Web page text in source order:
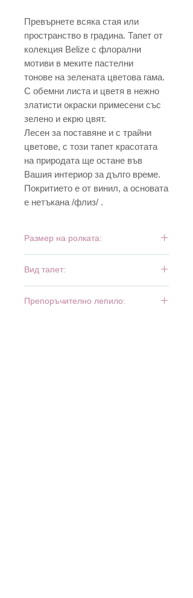
Превърнете всяка стая или
пространство в градина. Тапет от
колекция Belize с флорални
мотиви в меките пастелни
тонове на зелената цветова гама.
С обемни листа и цветя в нежно
златисти окраски примесени със
зелено и екрю цвят.
Лесен за поставяне и с трайни
цветове, с този тапет красотата
на природата ще остане във
Вашия интериор за дълго време.
Покритието е от винил, а основата
е нетъкана /флиз/ .
Размер на ролката:
Вид тапет:
Препоръчително лепило: